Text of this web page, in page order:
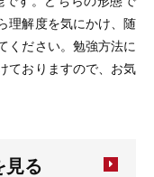
理解度を気にかけ、随
ください。勉強方法に
ておりますので、お気
見る